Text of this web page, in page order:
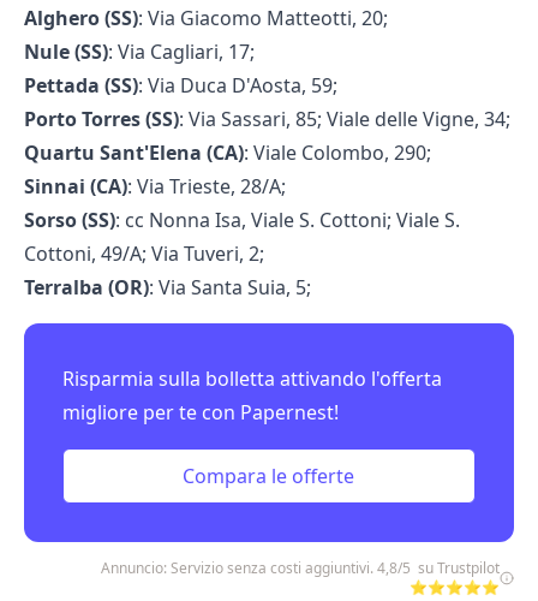
Alghero (SS): Via Giacomo Matteotti, 20;
Nule (SS): Via Cagliari, 17;
Pettada (SS): Via Duca D'Aosta, 59;
Porto Torres (SS): Via Sassari, 85; Viale delle Vigne, 34;
Quartu Sant'Elena (CA): Viale Colombo, 290;
Sinnai (CA): Via Trieste, 28/A;
Sorso (SS): cc Nonna Isa, Viale S. Cottoni; Viale S.
Cottoni, 49/A; Via Tuveri, 2;
Terralba (OR): Via Santa Suia, 5;
Risparmia sulla bolletta attivando l'offerta
migliore per te con Papernest!
Compara le offerte
Annuncio: Servizio senza costi aggiuntivi. 4,8/5 su Trustpilot
⭐⭐⭐⭐⭐